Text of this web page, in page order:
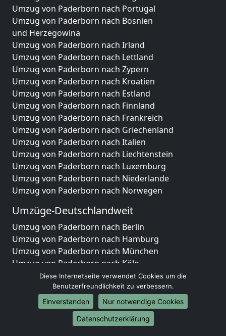
Umzug von Paderborn nach Portugal
Umzug von Paderborn nach Bosnien
und Herzegowina
Umzug von Paderborn nach Irland
Umzug von Paderborn nach Lettland
Umzug von Paderborn nach Zypern
Umzug von Paderborn nach Kroatien
Umzug von Paderborn nach Estland
Umzug von Paderborn nach Finnland
Umzug von Paderborn nach Frankreich
Umzug von Paderborn nach Griechenland
Umzug von Paderborn nach Italien
Umzug von Paderborn nach Liechtenstein
Umzug von Paderborn nach Luxemburg
Umzug von Paderborn nach Niederlande
Umzug von Paderborn nach Norwegen
Umzüge-Deutschlandweit
Umzug von Paderborn nach Berlin
Umzug von Paderborn nach Hamburg
Umzug von Paderborn nach München
Umzug von Paderborn nach Köln
Umzug von Paderborn nach Frankfurt am Main
Umzug von Paderborn nach Stuttgart
Umzug von Paderborn nach Düsseldorf
Umzug von Paderborn nach Leipzig
Umzug von Paderborn nach Dortmund
Diese Internetseite verwendet Cookies um die
Benutzerfreundlichkeit zu verbessern.
Einverstanden
Nur notwendige Cookies
Datenschutzerklärung